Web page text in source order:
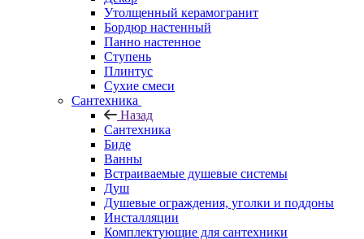
Утолщенный керамогранит
Бордюр настенный
Панно настенное
Ступень
Плинтус
Сухие смеси
Сантехника
Назад
Сантехника
Биде
Ванны
Встраиваемые душевые системы
Душ
Душевые ограждения, уголки и поддоны
Инсталляции
Комплектующие для сантехники